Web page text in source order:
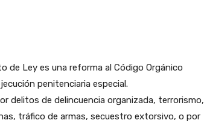
de Ley es una reforma al Código Orgánico
penitenciaria especial.
delitos de delincuencia organizada, terrorismo,
tráfico de armas, secuestro extorsivo, o por